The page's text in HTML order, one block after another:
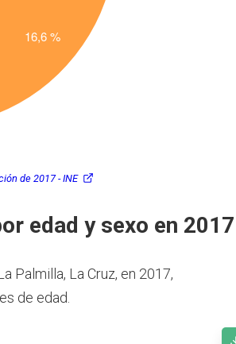
de 2017 - INE
edad y sexo en 2017
Palmilla, La Cruz, en 2017,
de edad.